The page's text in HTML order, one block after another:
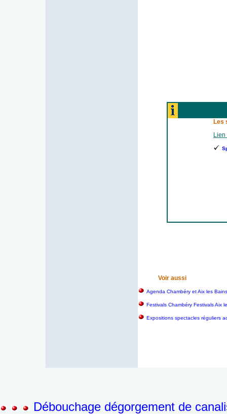
Les
Lien
Voir aussi
Agenda Chambéry et Aix les
Festivals Chambéry Festivals Aix
Expositions spectacles réguliers
Débouchage dégorgement de